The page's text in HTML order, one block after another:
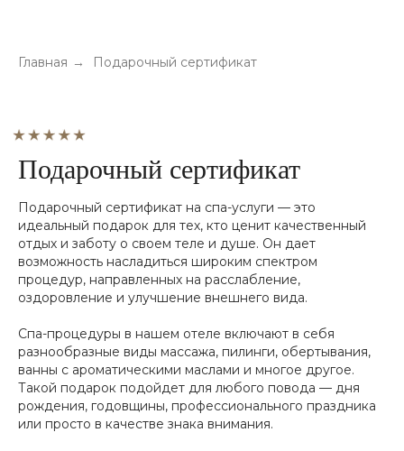
Главная → Подарочный сертификат
Подарочный сертификат
Подарочный сертификат на спа-услуги — это
идеальный подарок для тех, кто ценит качественный
отдых и заботу о своем теле и душе. Он дает
возможность насладиться широким спектром
процедур, направленных на расслабление,
оздоровление и улучшение внешнего вида.
Спа-процедуры в нашем отеле включают в себя
разнообразные виды массажа, пилинги, обертывания,
ванны с ароматическими маслами и многое другое.
Такой подарок подойдет для любого повода — дня
рождения, годовщины, профессионального праздника
или просто в качестве знака внимания.